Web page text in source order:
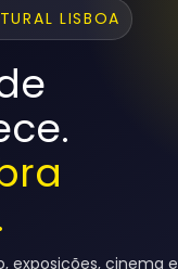
LISBOA
exposições, cinema e